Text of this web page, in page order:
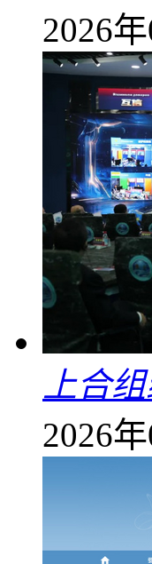
2026
上合
2026